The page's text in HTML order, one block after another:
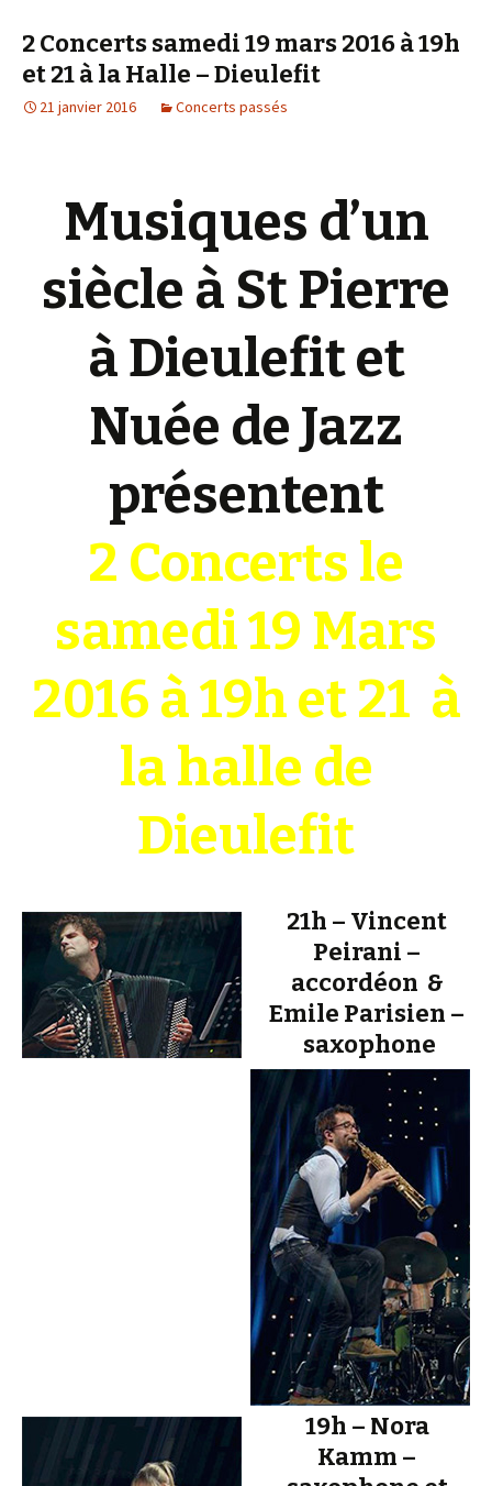
2 Concerts samedi 19 mars 2016 à 19h
et 21 à la Halle – Dieulefit
21 janvier 2016 Concerts passés
Musiques d’un
siècle à St Pierre
à Dieulefit et
Nuée de Jazz
présentent
2 Concerts le
samedi 19 Mars
2016 à 19h et 21 à
la halle de
Dieulefit
21h – Vincent
Peirani –
accordéon &
Emile Parisien –
saxophone
19h – Nora
Kamm –